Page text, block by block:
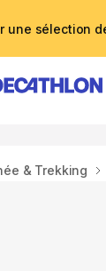
une sélection
& Trekking